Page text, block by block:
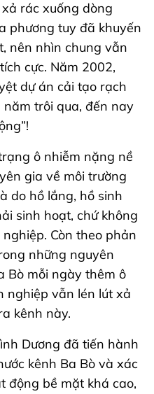
rác xuống dòng
phương tuy đã khuyến
nên nhìn chung vẫn
cực. Năm 2002,
dự án cải tạo rạch
trôi qua, đến nay
ô nhiễm nặng nề
gia về môi trường
do hồ lắng, hồ sinh
sinh hoạt, chứ không
Còn theo phản
những nguyên
Bò mỗi ngày thêm ô
nghiệp vẫn lén lút xả
kênh này.
Dương đã tiến hành
kênh Ba Bò và xác
động bề mặt khá cao,